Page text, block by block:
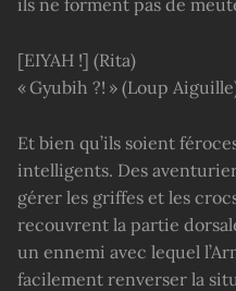
[EIYAH !] (Rita)
« Gyubih ?! » (Loup
Et bien qu’ils soient
intelligents. Des
gérer les griffes et les
recouvrent la partie
un ennemi avec lequel
facilement renverser la